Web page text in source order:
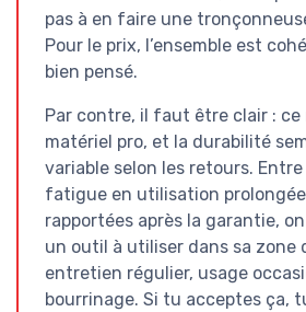
pas à en faire une
Pour le prix, l’ensemble est
bien pensé.
Par contre, il faut être clair : ce
matériel pro, et la durabilité
variable selon les retours. Entre
fatigue en utilisation
rapportées après la garantie,
un outil à utiliser dans sa zone
entretien régulier, usage
bourrinage. Si tu acceptes ça,